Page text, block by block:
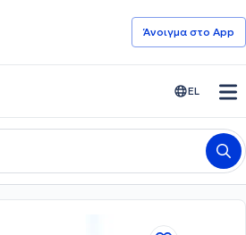
Άνοιγμα στο App
EL